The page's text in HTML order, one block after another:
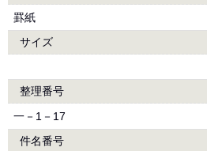
罫紙
サイズ
整理番号
一－1－17
件名番号